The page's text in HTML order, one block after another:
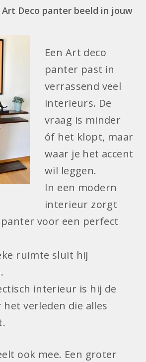
Deco panter beeld in jouw
Een Art deco
panter past in
verrassend veel
interieurs. De
vraag is minder
óf het klopt, maar
waar je het accent
wil leggen.
In een modern
interieur zorgt
voor een perfect
ruimte sluit hij
interieur is hij de
verleden die alles
ook mee. Een groter